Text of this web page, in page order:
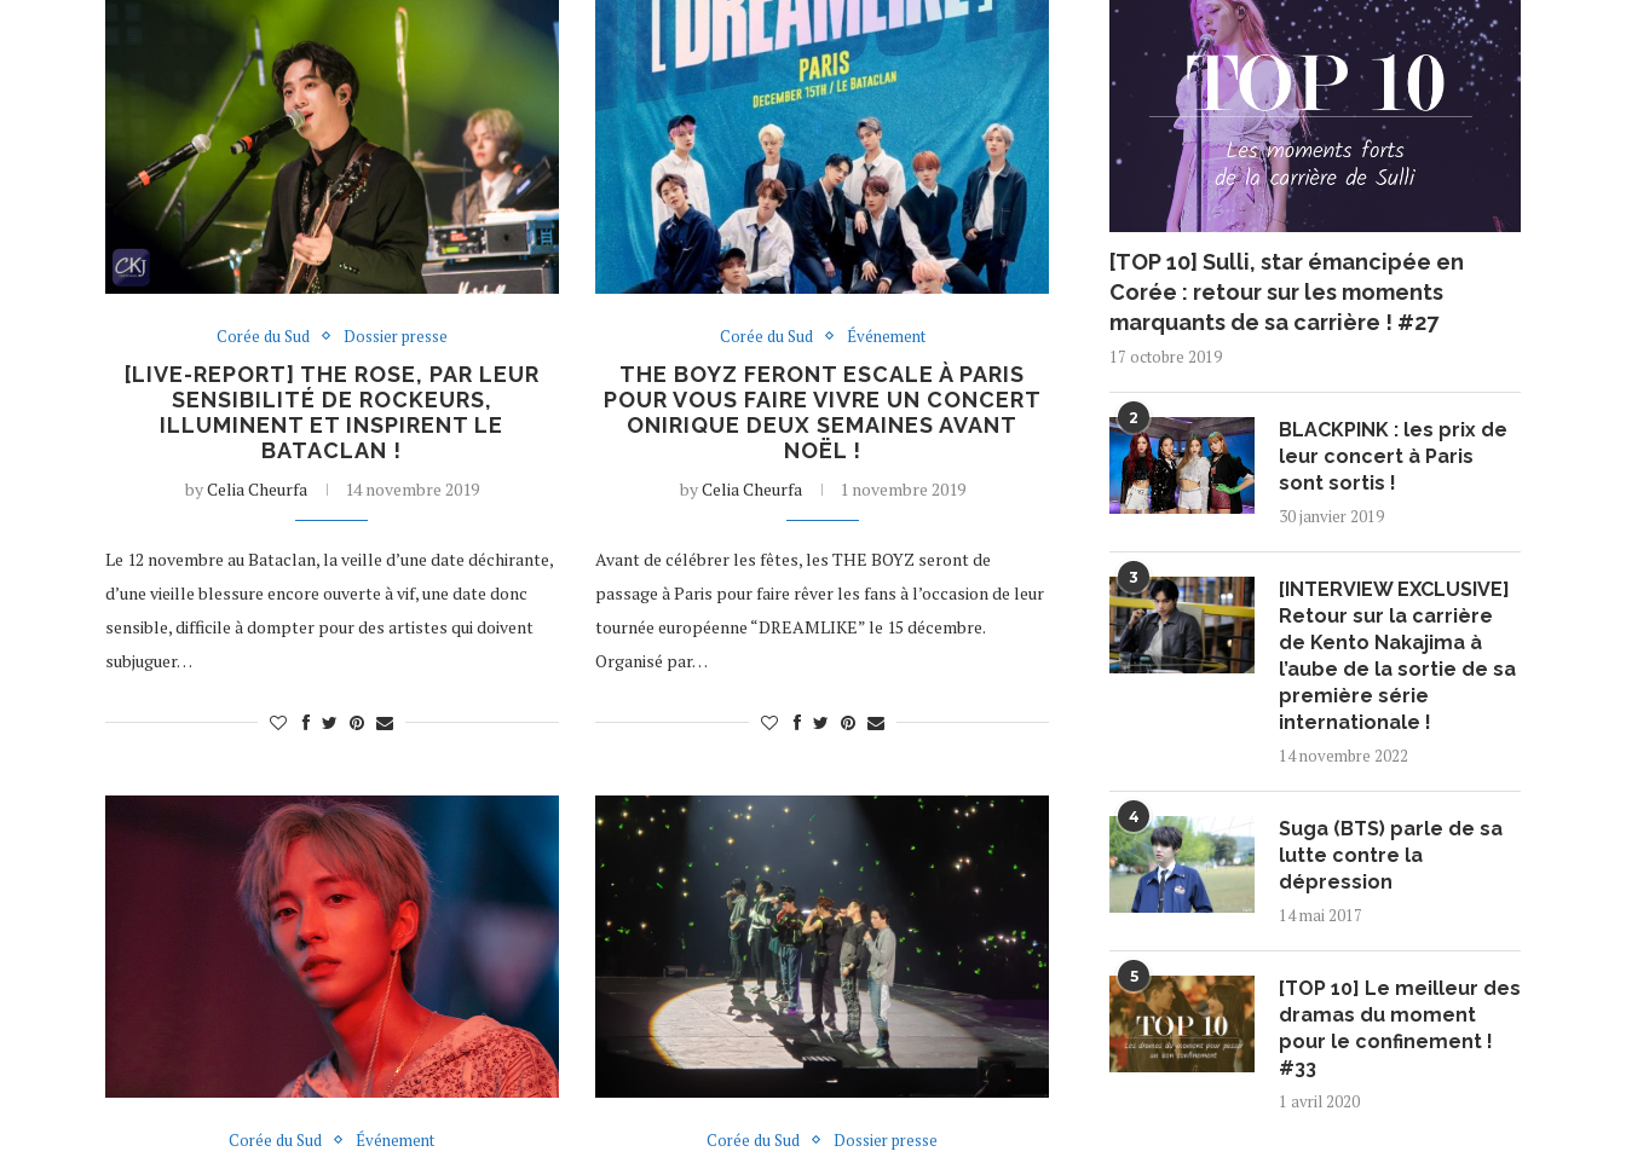
Corée du Sud Dossier presse
[LIVE-REPORT] THE ROSE, PAR LEUR
SENSIBILITÉ DE ROCKEURS,
ILLUMINENT ET INSPIRENT LE
BATACLAN !
byCelia Cheurfa 14 novembre 2019
Le 12 novembre au Bataclan, la veille d’une date déchirante,
d’une vieille blessure encore ouverte à vif, une date donc
sensible, difficile à dompter pour des artistes qui doivent
subjuguer…
Corée du Sud Événement
THE BOYZ FERONT ESCALE À PARIS
POUR VOUS FAIRE VIVRE UN CONCERT
ONIRIQUE DEUX SEMAINES AVANT
NOËL !
byCelia Cheurfa 1 novembre 2019
Avant de célébrer les fêtes, les THE BOYZ seront de
passage à Paris pour faire rêver les fans à l’occasion de leur
tournée européenne “DREAMLIKE” le 15 décembre.
Organisé par…
Corée du Sud Événement Corée du Sud Dossier presse
[TOP 10] Sulli, star émancipée en
Corée : retour sur les moments
marquants de sa carrière ! #27
17 octobre 2019
2
BLACKPINK : les prix de
leur concert à Paris
sont sortis !
30 janvier 2019
3
[INTERVIEW EXCLUSIVE]
Retour sur la carrière
de Kento Nakajima à
l’aube de la sortie de sa
première série
internationale !
14 novembre 2022
4
Suga (BTS) parle de sa
lutte contre la
dépression
14 mai 2017
5
[TOP 10] Le meilleur des
dramas du moment
pour le confinement !
#33
1 avril 2020